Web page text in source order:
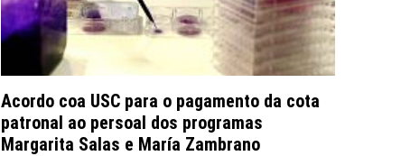
Acordo coa USC para o pagamento da cota
patronal ao persoal dos programas
Margarita Salas e María Zambrano